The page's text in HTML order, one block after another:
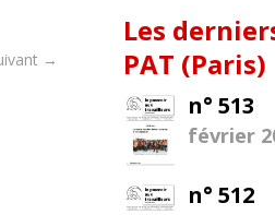
→
Les
PAT (Paris)
n° 513
février
n° 512